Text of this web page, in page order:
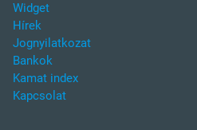
Widget
Hírek
Jognyilatkozat
Bankok
Kamat index
Kapcsolat